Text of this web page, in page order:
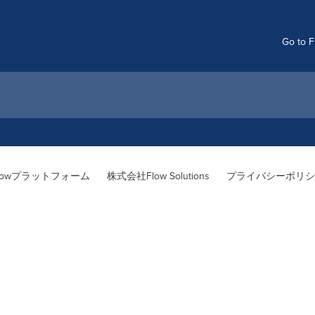
Go to
プラットフォーム 株式会社Flow Solutions プライバシーポリ